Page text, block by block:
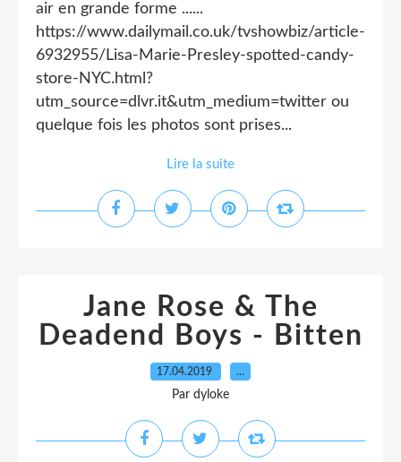
air en grande forme ......
https://www.dailymail.co.uk/tvshowbiz/article-
6932955/Lisa-Marie-Presley-spotted-candy-
store-NYC.html?
utm_source=dlvr.it&utm_medium=twitter ou
quelque fois les photos sont prises...
Lire la suite
Jane Rose & The
Deadend Boys - Bitten
17.04.2019 …
Par dyloke